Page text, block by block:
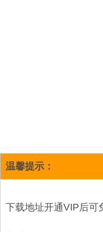
温馨提示：
下载地址开通VIP后可